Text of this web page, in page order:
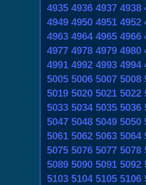
4935 4936 4937 4938
4949 4950 4951 4952
4963 4964 4965 4966
4977 4978 4979 4980
4991 4992 4993 4994
5005 5006 5007 5008
5019 5020 5021 5022
5033 5034 5035 5036
5047 5048 5049 5050
5061 5062 5063 5064
5075 5076 5077 5078
5089 5090 5091 5092
5103 5104 5105 5106